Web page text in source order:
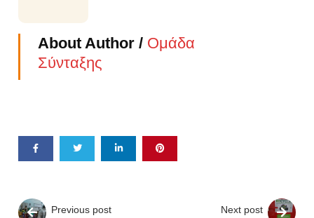
About Author / Ομάδα
Σύνταξης
Previous post Next post